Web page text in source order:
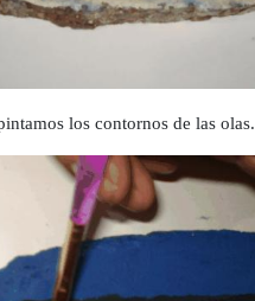
los contornos de las olas.